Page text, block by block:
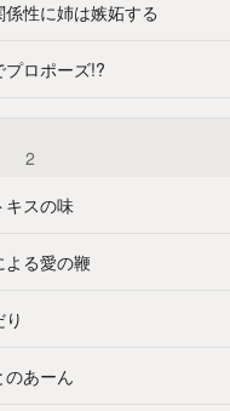
性に姉は嫉妬する
ロポーズ!?
2
スの味
る愛の鞭
あーん